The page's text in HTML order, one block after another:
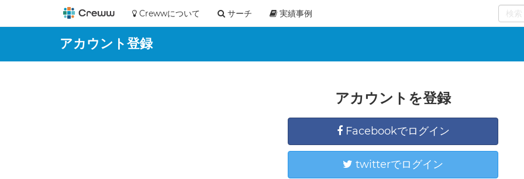
Crewwについて サーチ 実績事例
0
アカウント登録
アカウントを登録
Facebookでログイン
twitterでログイン